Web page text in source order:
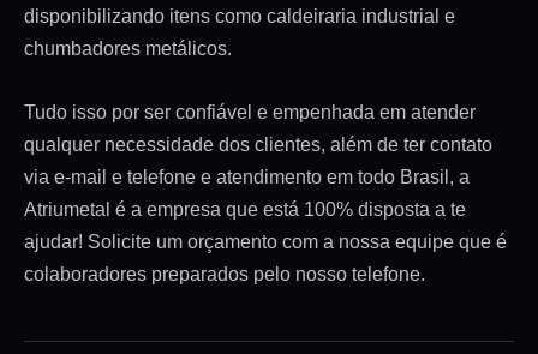
disponibilizando itens como caldeiraria industrial e
chumbadores metálicos.
Tudo isso por ser confiável e empenhada em atender
qualquer necessidade dos clientes, além de ter contato
via e-mail e telefone e atendimento em todo Brasil, a
Atriumetal é a empresa que está 100% disposta a te
ajudar! Solicite um orçamento com a nossa equipe que é
colaboradores preparados pelo nosso telefone.